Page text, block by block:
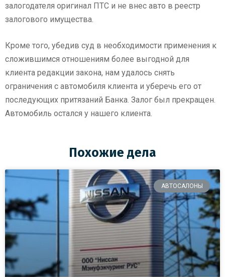
залогодателя оригинал ПТС и не внес авто в реестр
залогового имущества.
Кроме того, убедив суд в необходимости применения к
сложившимся отношениям более выгодной для
клиента редакции закона, нам удалось снять
ограничения с автомобиля клиента и уберечь его от
последующих притязаний Банка. Залог был прекращен.
Автомобиль остался у нашего клиента.
Похожие дела
АВТОСАЛОНЫ